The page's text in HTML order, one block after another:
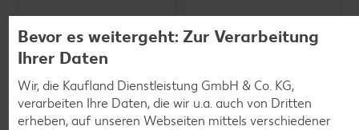
Bevor es weitergeht: Zur Verarbeitung
Ihrer Daten
Wir, die Kaufland Dienstleistung GmbH & Co. KG,
verarbeiten Ihre Daten, die wir u.a. auch von Dritten
erheben, auf unseren Webseiten mittels verschiedener